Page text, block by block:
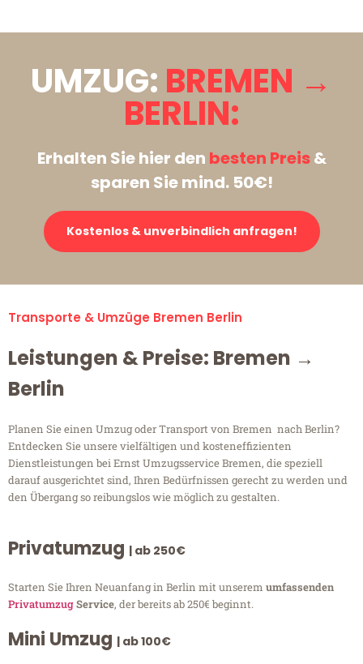
UMZUG: BREMEN →
BERLIN:
Erhalten Sie hier den besten Preis&
sparen Sie mind. 50€!
Kostenlos & unverbindlich anfragen!
Transporte & Umzüge Bremen Berlin
Leistungen & Preise: Bremen →
Berlin
Planen Sie einen Umzug oder Transport von Bremen nach Berlin?
Entdecken Sie unsere vielfältigen und kosteneffizienten
Dienstleistungen bei Ernst Umzugsservice Bremen, die speziell
darauf ausgerichtet sind, Ihren Bedürfnissen gerecht zu werden und
den Übergang so reibungslos wie möglich zu gestalten.
Privatumzug | ab 250€
Starten Sie Ihren Neuanfang in Berlin mit unserem umfassenden
PrivatumzugService, der bereits ab 250€ beginnt.
Mini Umzug | ab 100€